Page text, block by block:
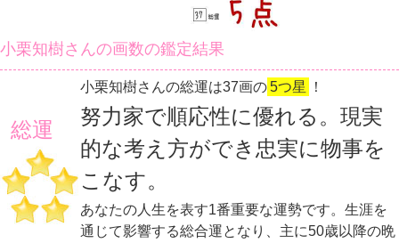
小栗知樹さんの画数の鑑定結果
総運
小栗知樹さんの総運は37画の5つ星 ！
努力家で順応性に優れる。現実
的な考え方ができ忠実に物事を
こなす。
あなたの人生を表す1番重要な運勢です。生涯を
通じて影響する総合運となり、主に50歳以降の晩